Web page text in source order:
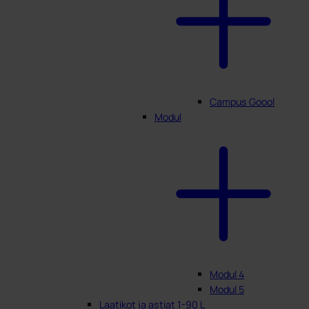
Campus Goool
Modul
Modul 4
Modul 5
Laatikot ja astiat 1-90 L